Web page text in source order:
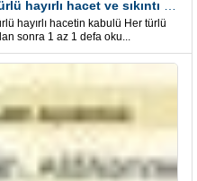
hayırlı hacetin kabulü Her türlü
sonra 1 az 1 defa oku...